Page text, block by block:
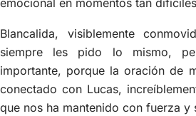
emocional en momentos tan
Blancalida, visiblemente
siempre les pido lo mismo,
importante, porque la oración de
conectado con Lucas,
que nos ha mantenido con fuerza y